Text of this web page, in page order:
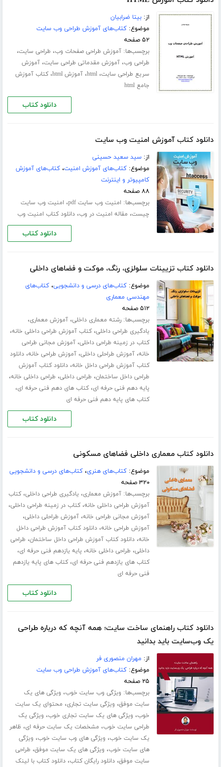
از:بیتا ضرابیان
موضوع:کتاب‌های آموزش طراحی وب سایت
۵۲ صفحه
برچسب‌ها:آموزش طراحی صفحات وب، طراحی سایت،
طراحی وب،آموزش مقدماتی طراحی سایت،آموزش
سریع طراحی سایت،html،آموزش html ،کتاب آموزش
جامع html
دانلود کتاب
دانلود کتاب آموزش امنیت وب سایت
از:سید سعید حسینی
موضوع:کتاب‌های آموزش امنیت،کتاب‌های آموزش
کامپیوتر و اینترنت
۸۸ صفحه
برچسب‌ها: امنیت وب سایت pdf ، امنیت وب سایت
چیست، مقاله امنیت در وب،دانلود کتاب امنیت وب
دانلود کتاب
دانلود کتاب تزیینات سلولزی، رنگ، موکت و فضاهای داخلی
موضوع:کتاب‌های درسی و دانشجویی،کتاب‌های
مهندسی معماری
۵۱۲ صفحه
برچسب‌ها:رشته معماری داخلی،آموزش معماری،
یادگیری طراحی داخلی،کتاب آموزش طراحی داخلی خانه،
کتاب در زمینه طراحی داخلی،آموزش مجانی طراحی
خانه،آموزش طراحلی داخلی،آموزش طراحی خانه،دانلود
کتاب آموزش طراحی داخل خانه،دانلود کتاب آموزش
طراحی داخل ساختمان، طراحی داخلی، طراحی داخلی خانه،
پایه دهم فنی حرفه ای،کتاب های دهم فنی حرفه ای،
کتاب های پایه دهم فنی حرفه ای
دانلود کتاب
دانلود کتاب معماری داخلی فضاهای مسکونی
موضوع:کتاب‌های هنری،کتاب‌های درسی و دانشجویی
۳۲۰ صفحه
برچسب‌ها:آموزش معماری، یادگیری طراحی داخلی،کتاب
آموزش طراحی داخلی خانه،کتاب در زمینه طراحی داخلی،
آموزش مجانی طراحی خانه،آموزش طراحلی داخلی،
آموزش طراحی خانه،دانلود کتاب آموزش طراحی داخل
خانه،دانلود کتاب آموزش طراحی داخل ساختمان، طراحی
داخلی، طراحی داخلی خانه، پایه یازدهم فنی حرفه ای،
کتاب های یازدهم فنی حرفه ای،کتاب های پایه یازدهم
فنی حرفه ای
دانلود کتاب
دانلود کتاب راهنمای ساخت سایت؛ همه آنچه که درباره طراحی
یک وب‌سایت باید بدانید
از: مهران منصوری فر
موضوع:کتاب‌های آموزش طراحی وب سایت
۲۵ صفحه
برچسب‌ها: ویژگی وب سایت خوب، ویژگی های یک
سایت موفق، ویژگی سایت تجاری، محتوای یک سایت
خوب، ویژگی های یک سایت تجاری خوب، ویژگی یک
طراحی سایت خوب، مشخصات یک سایت حرفه ای، ظاهر
یک سایت خوب، ویژگی های وب سایت خوب، ویژگی
های سایت خوب، ویژگی های یک سایت موفق، طراحی
سایت موفق،دانلود رایگان کتاب،دانلود کتاب با لینک